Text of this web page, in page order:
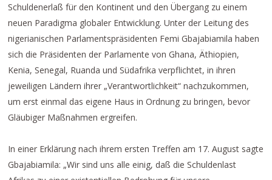
Schuldenerlaß für den Kontinent und den Übergang zu einem
neuen Paradigma globaler Entwicklung. Unter der Leitung des
nigerianischen Parlamentspräsidenten Femi Gbajabiamila haben
sich die Präsidenten der Parlamente von Ghana, Äthiopien,
Kenia, Senegal, Ruanda und Südafrika verpflichtet, in ihren
jeweiligen Ländern ihrer „Verantwortlichkeit“ nachzukommen,
um erst einmal das eigene Haus in Ordnung zu bringen, bevor
Gläubiger Maßnahmen ergreifen.
In einer Erklärung nach ihrem ersten Treffen am 17. August sagte
Gbajabiamila: „Wir sind uns alle einig, daß die Schuldenlast